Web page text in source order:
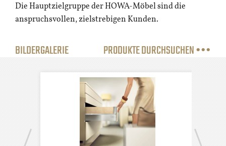
Die Hauptzielgruppe der HOWA-Möbel sind die
anspruchsvollen, zielstrebigen Kunden.
BILDERGALERIE PRODUKTE DURCHSUCHEN •••